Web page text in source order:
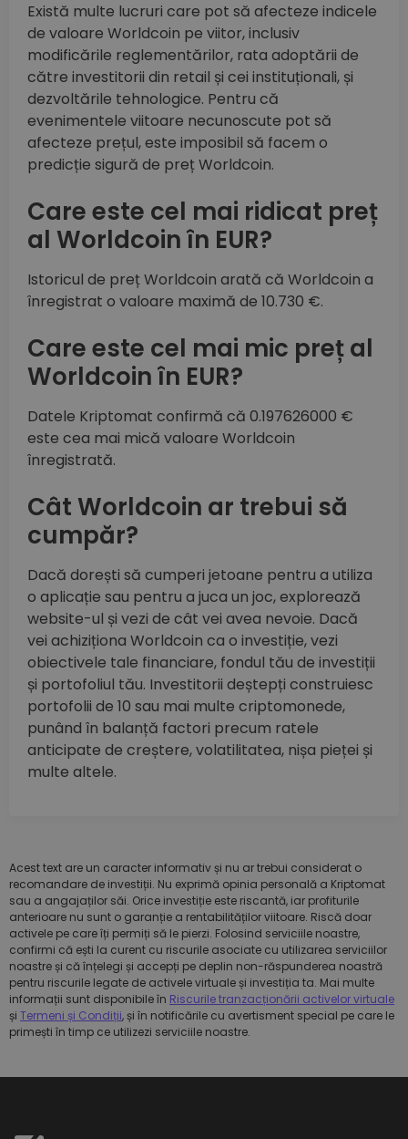
Există multe lucruri care pot să afecteze indicele
de valoare Worldcoin pe viitor, inclusiv
modificările reglementărilor, rata adoptării de
către investitorii din retail și cei instituționali, și
dezvoltările tehnologice. Pentru că
evenimentele viitoare necunoscute pot să
afecteze prețul, este imposibil să facem o
predicție sigură de preț Worldcoin.
Care este cel mai ridicat preț
al Worldcoin în EUR?
Istoricul de preț Worldcoin arată că Worldcoin a
înregistrat o valoare maximă de 10.730 €.
Care este cel mai mic preț al
Worldcoin în EUR?
Datele Kriptomat confirmă că 0.197626000 €
este cea mai mică valoare Worldcoin
înregistrată.
Cât Worldcoin ar trebui să
cumpăr?
Dacă dorești să cumperi jetoane pentru a utiliza
o aplicație sau pentru a juca un joc, explorează
website-ul și vezi de cât vei avea nevoie. Dacă
vei achiziționa Worldcoin ca o investiție, vezi
obiectivele tale financiare, fondul tău de investiții
și portofoliul tău. Investitorii deștepți construiesc
portofolii de 10 sau mai multe criptomonede,
punând în balanță factori precum ratele
anticipate de creștere, volatilitatea, nișa pieței și
multe altele.
Acest text are un caracter informativ și nu ar trebui considerat o
recomandare de investiții. Nu exprimă opinia personală a Kriptomat
sau a angajaților săi. Orice investiție este riscantă, iar profiturile
anterioare nu sunt o garanție a rentabilităților viitoare. Riscă doar
activele pe care îți permiți să le pierzi. Folosind serviciile noastre,
confirmi că ești la curent cu riscurile asociate cu utilizarea serviciilor
noastre și că înțelegi și accepți pe deplin non-răspunderea noastră
pentru riscurile legate de activele virtuale și investiția ta. Mai multe
informații sunt disponibile în Riscurile tranzacționării activelor virtuale
și Termeni și Condiții, și în notificările cu avertisment special pe care le
primești în timp ce utilizezi serviciile noastre.